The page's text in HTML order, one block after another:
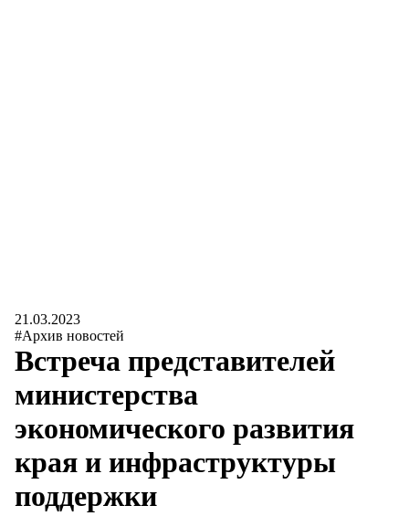
21.03.2023
#Архив новостей
Встреча представителей
министерства
экономического развития
края и инфраструктуры
поддержки